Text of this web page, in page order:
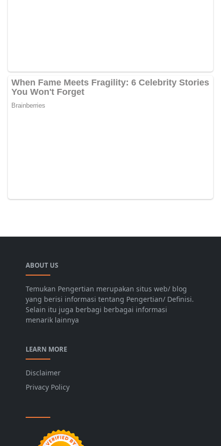
ABOUT US
Temukan Pengertian merupakan situs web/ blog
yang berisi informasi tentang Pengertian/ Definisi.
Selain itu juga berbagi berbagai informasi
menarik lainnya
LEARN MORE
Disclaimer
Privacy Policy